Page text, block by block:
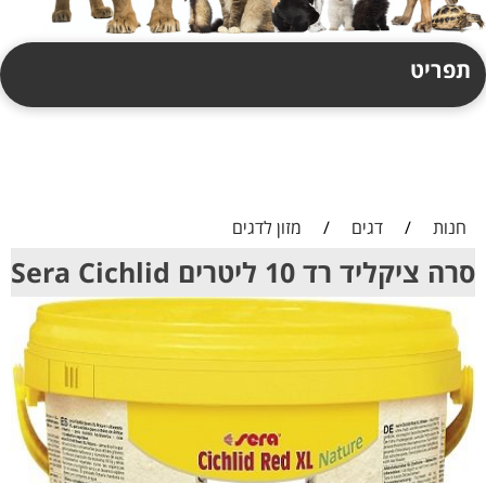
תפריט
חנות / דגים / מזון לדגים
סרה ציקליד רד 10 ליטרים Sera Cichlid
Red XL